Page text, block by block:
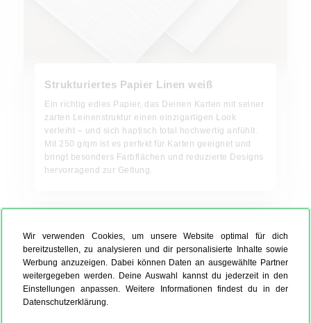
Wir verwenden Cookies, um unsere Website optimal für dich
bereitzustellen, zu analysieren und dir personalisierte Inhalte sowie
Werbung anzuzeigen. Dabei können Daten an ausgewählte Partner
weitergegeben werden. Deine Auswahl kannst du jederzeit in den
Einstellungen anpassen. Weitere Informationen findest du in der
Datenschutzerklärung.
Strukturiertes Papier Linen weiß
Ein richtig edles Papier, das Deinen Karten mit seiner
zarten Leinenstruktur einen einzigartigen Look
verleiht – und sich haptisch total hochwertig anfühlt.
Mit 250 g/qm ist es perfekt für Karten geeignet und
bringt besonders Farbflächen und reduzierte Designs
hervorragend zur Geltung.